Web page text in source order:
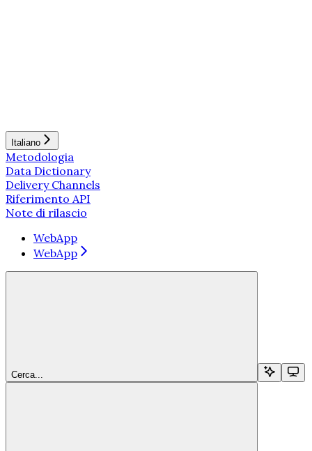
Italiano
Metodologia
Data Dictionary
Delivery Channels
Riferimento API
Note di rilascio
WebApp
WebApp
Cerca...